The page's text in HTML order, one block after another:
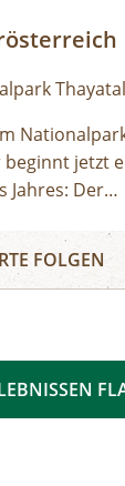
Thayatal
jetzt
Jahres: Der
ein
Wer
zu
anderen
FOLGEN